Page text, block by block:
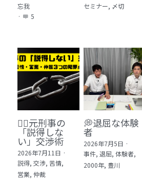
📮ASK（無料読者登録 or 無料
📚 100冊の「本は飲み物」
1 クレーム・犯罪・説得交
2 発達障害・精神疾患・ケ
3 身体知・非言語・情動 13冊
4 創作・芸術・神秘 30冊
5 教育・マネジメント・学
ログイン/登録
検索
日本語
日本語
忘我
·
5
セミナー, 〆切
🙅‍♂️元刑事の
「説得しな
い」交渉術
2026年7月11日 ·
説得, 交渉, 苦情,
営業, 仲裁
💭退屈な体験
者
2026年7月5日 ·
事件, 退屈, 体験者,
2000年, 豊川